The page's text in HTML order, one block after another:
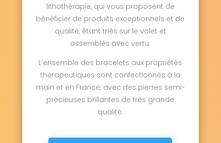
lithothérapie, qui vous proposent de
bénéficier de produits exceptionnels et de
qualité, étant triés sur le volet et
assemblés avec vertu.
L’ensemble des bracelets aux propriétés
thérapeutiques sont confectionnés à la
main et en France, avec des pierres semi-
précieuses brillantes de très grande
qualité.